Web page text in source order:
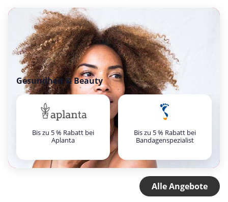
Gesundheit & Beauty
Bis zu 5 % Rabatt bei
Aplanta
Bis zu 5 % Rabatt bei
Bandagenspezialist
Alle Angebote